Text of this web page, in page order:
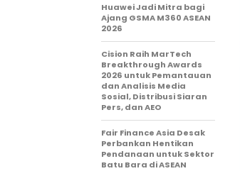
Huawei Jadi Mitra bagi
Ajang GSMA M360 ASEAN
2026
Cision Raih MarTech
Breakthrough Awards
2026 untuk Pemantauan
dan Analisis Media
Sosial, Distribusi Siaran
Pers, dan AEO
Fair Finance Asia Desak
Perbankan Hentikan
Pendanaan untuk Sektor
Batu Bara di ASEAN